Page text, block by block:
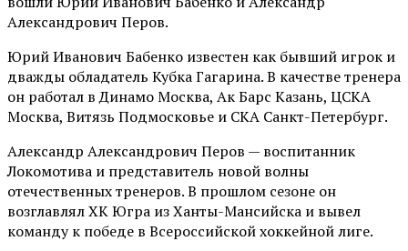
Александрович Перов.
Юрий Иванович Бабенко известен как бывший игрок и
дважды обладатель Кубка Гагарина. В качестве тренера
он работал в Динамо Москва, Ак Барс Казань, ЦСКА
Москва, Витязь Подмосковье и СКА Санкт-Петербург.
Александр Александрович Перов — воспитанник
Локомотива и представитель новой волны
отечественных тренеров. В прошлом сезоне он
возглавлял ХК Югра из Ханты-Мансийска и вывел
команду к победе в Всероссийской хоккейной лиге.